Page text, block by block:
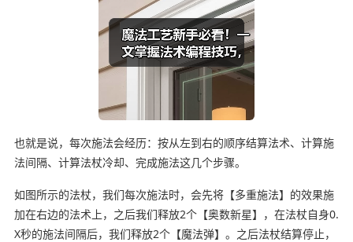
也就是说，每次施法会经历：按从左到右的顺序结算法术、计算施
法间隔、计算法杖冷却、完成施法这几个步骤。
如图所示的法杖，我们每次施法时，会先将【多重施法】的效果施
加在右边的法术上，之后我们释放2个【奥数新星】，在法杖自身0.
X秒的施法间隔后，我们释放2个【魔法弹】。之后法杖结算停止，